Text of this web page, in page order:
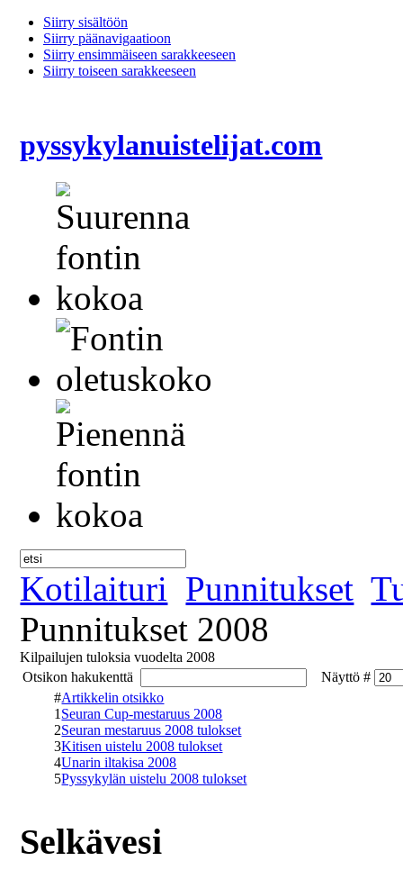
Siirry sisältöön
Siirry päänavigaatioon
Siirry ensimmäiseen sarakkeeseen
Siirry toiseen sarakkeeseen
pyssykylanuistelijat.com
Kotilaituri Punnitukset
Punnitukset 2008
Kilpailujen tuloksia vuodelta 2008
Otsikon hakukenttä
Näyttö #
#Artikkelin otsikko
1 Seuran Cup-mestaruus 2008
2Seuran mestaruus 2008 tulokset
3Kitisen uistelu 2008 tulokset
4Unarin iltakisa 2008
5Pyssykylän uistelu 2008 tulokset
Selkävesi